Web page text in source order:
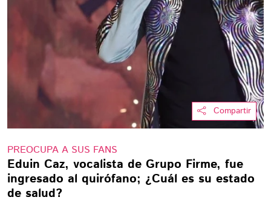
Compartir
PREOCUPA A SUS FANS
Eduin Caz, vocalista de Grupo Firme, fue
ingresado al quirófano; ¿Cuál es su estado
de salud?